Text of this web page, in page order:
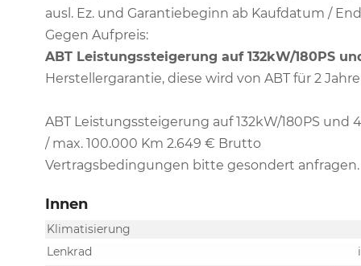
ausl. Ez. und Garantiebeginn ab Kaufdatum /
Gegen Aufpreis:
ABT Leistungssteigerung auf 132kW/180PS
Herstellergarantie, diese wird von ABT für 2
ABT Leistungssteigerung auf 132kW/180PS
/ max. 100.000 Km 2.649 € Brutto
Vertragsbedingungen bitte gesondert anfragen.
Innen
Klimatisierung
Lenkrad